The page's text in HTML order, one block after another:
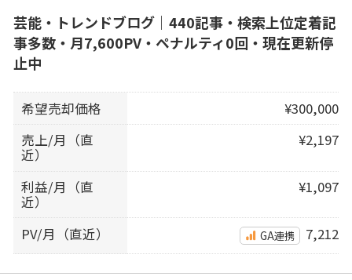
芸能・トレンドブログ｜440記事・検索上位定着記
事多数・月7,600PV・ペナルティ0回・現在更新停
止中
希望売却価格
¥300,000
売上/月（直
近）
¥2,197
利益/月（直
近）
¥1,097
PV/月（直近） GA連携 7,212